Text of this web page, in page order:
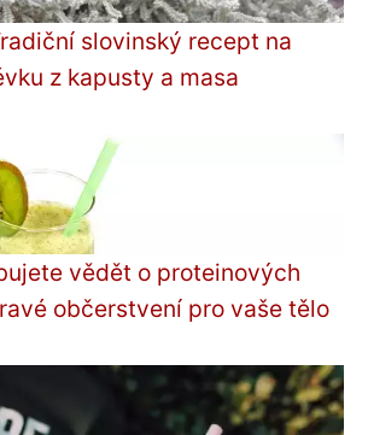
slovinský recept na
z kapusty a masa
vědět o proteinových
občerstvení pro vaše tělo